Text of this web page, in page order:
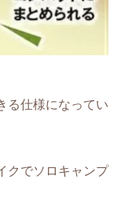
る仕様になってい
クでソロキャンプ